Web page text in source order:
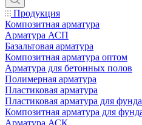
Продукция
Композитная арматура
Арматура АСП
Базальтовая арматура
Композитная арматура оптом
Арматура для бетонных полов
Полимерная арматура
Пластиковая арматура
Пластиковая арматура для
Композитная арматура для
Арматура АСК